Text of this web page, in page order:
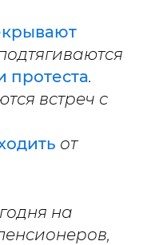
протеста.
встреч с
от
на